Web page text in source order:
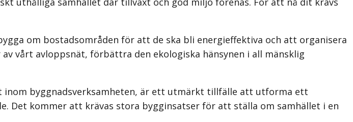
om bostadsområden för att de ska bli energieffektiva och att organisera
vårt avloppsnät, förbättra den ekologiska hänsynen i all mänsklig
inom byggnadsverksamheten, är ett utmärkt tillfälle att utforma ett
kommer att krävas stora bygginsatser för att ställa om samhället i en